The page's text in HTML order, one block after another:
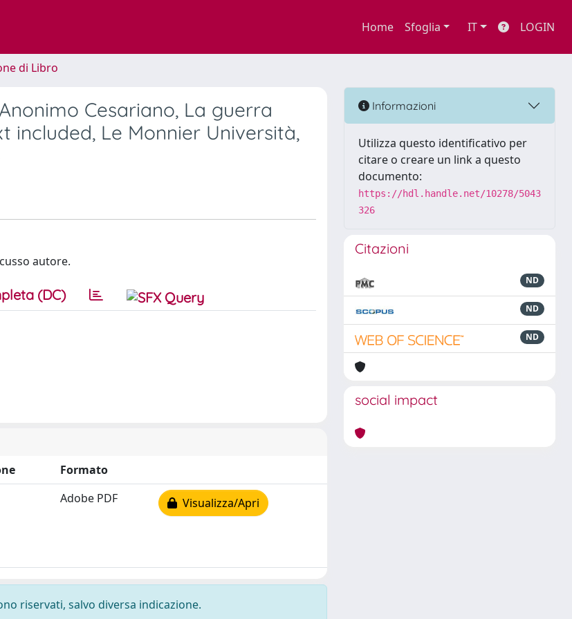
Home Sfoglia IT LOGIN
di Libro
Cesariano, La guerra
included, Le Monnier Università,
autore.
(DC)
Formato
Adobe PDF Visualizza/Apri
riservati, salvo diversa indicazione.
Informazioni
Utilizza questo identificativo per
citare o creare un link a questo
documento:
https://hdl.handle.net/10278/5043
326
Citazioni
ND
ND
ND
social impact